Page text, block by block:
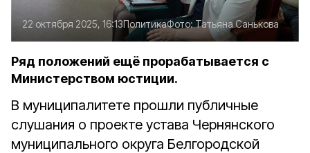
22 октября 2025, 16:13ПолитикаФото: Татьяна Санькова
Ряд положений ещё прорабатывается с
Министерством юстиции.
В муниципалитете прошли публичные
слушания о проекте устава Чернянского
муниципального округа Белгородской